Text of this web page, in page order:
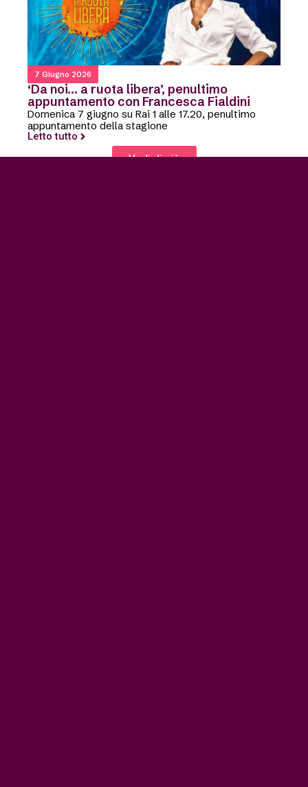
7 Giugno 2026
‘Da noi… a ruota libera’, penultimo
appuntamento con Francesca Fialdini
Domenica 7 giugno su Rai 1 alle 17.20, penultimo
appuntamento della stagione
Letto tutto
Vedi di più